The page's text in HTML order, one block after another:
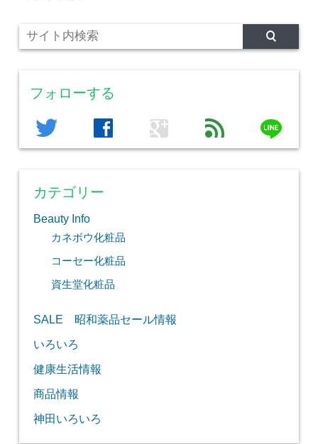
フォローする
twitter facebook google feed line
カテゴリー
Beauty Info
カネボウ化粧品
コーセー化粧品
資生堂化粧品
SALE 昭和薬品セール情報
いろいろ
健康生活情報
商品情報
神田いろいろ